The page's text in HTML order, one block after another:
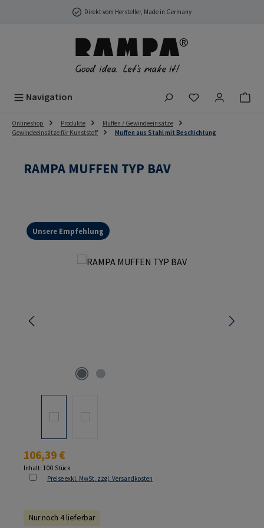
Zum Hauptinhalt springenDirekt vom Hersteller, Made in Germany
Navigation Du hast 0
Onlineshop Produkte
Muffen / Gewindeeinsätze
Gewindeeinsätze für Kunststoff
Muffen aus Stahl mit Beschichtung
RAMPA MUFFEN TYP BAV
Unsere Empfehlung
Bildergalerie überspringen
Regulärer Preis:
106,39 €
Inhalt: 100 Stück
Preise exkl. MwSt. zzgl. Versandkosten
Nur noch 4 lieferbar